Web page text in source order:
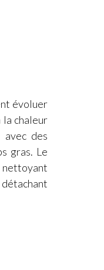
évoluer
la chaleur
des
gras. Le